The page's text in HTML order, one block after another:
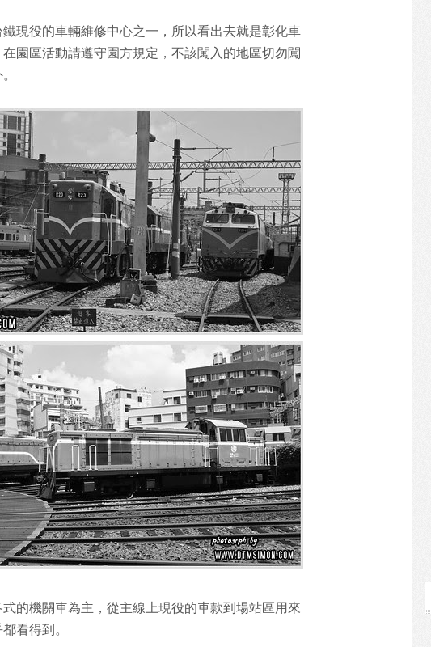
現役的車輛維修中心之一，所以看出去就是彰化車
園區活動請遵守園方規定，不該闖入的地區切勿闖
的機關車為主，從主線上現役的車款到場站區用來
看得到。